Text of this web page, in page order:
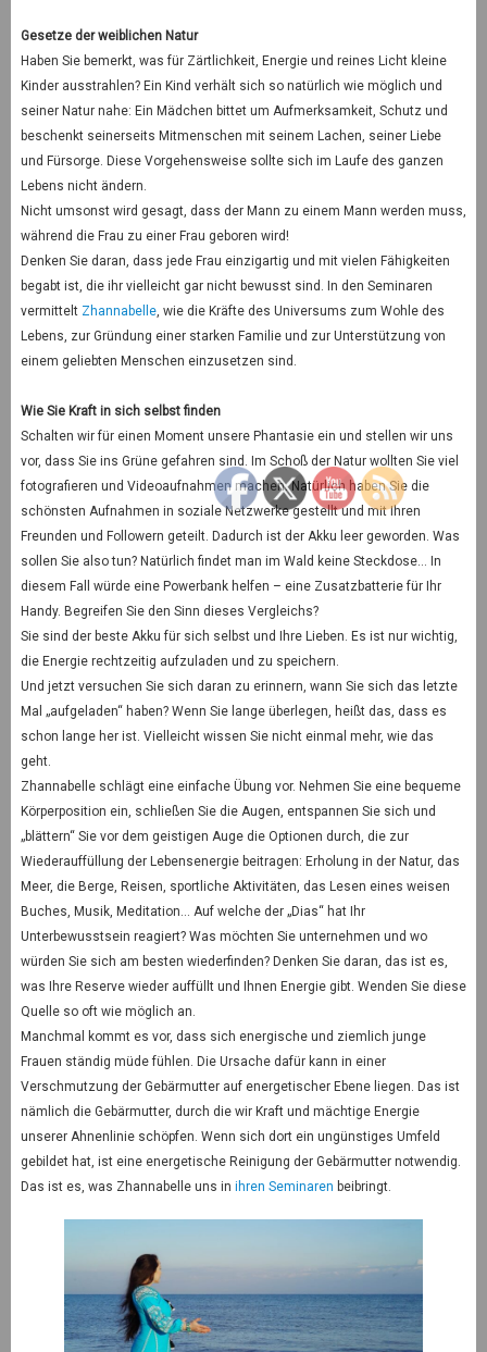
Gesetze der weiblichen Natur
Haben Sie bemerkt, was für Zärtlichkeit, Energie und reines Licht kleine
Kinder ausstrahlen? Ein Kind verhält sich so natürlich wie möglich und
seiner Natur nahe: Ein Mädchen bittet um Aufmerksamkeit, Schutz und
beschenkt seinerseits Mitmenschen mit seinem Lachen, seiner Liebe
und Fürsorge. Diese Vorgehensweise sollte sich im Laufe des ganzen
Lebens nicht ändern.
Nicht umsonst wird gesagt, dass der Mann zu einem Mann werden muss,
während die Frau zu einer Frau geboren wird!
Denken Sie daran, dass jede Frau einzigartig und mit vielen Fähigkeiten
begabt ist, die ihr vielleicht gar nicht bewusst sind. In den Seminaren
vermittelt Zhannabelle, wie die Kräfte des Universums zum Wohle des
Lebens, zur Gründung einer starken Familie und zur Unterstützung von
einem geliebten Menschen einzusetzen sind.
Wie Sie Kraft in sich selbst finden
Schalten wir für einen Moment unsere Phantasie ein und stellen wir uns
vor, dass Sie ins Grüne gefahren sind. Im Schoß der Natur wollten Sie viel
fotografieren und Videoaufnahmen machen. Natürlich haben Sie die
schönsten Aufnahmen in soziale Netzwerke gestellt und mit Ihren
Freunden und Followern geteilt. Dadurch ist der Akku leer geworden. Was
sollen Sie also tun? Natürlich findet man im Wald keine Steckdose… In
diesem Fall würde eine Powerbank helfen – eine Zusatzbatterie für Ihr
Handy. Begreifen Sie den Sinn dieses Vergleichs?
Sie sind der beste Akku für sich selbst und Ihre Lieben. Es ist nur wichtig,
die Energie rechtzeitig aufzuladen und zu speichern.
Und jetzt versuchen Sie sich daran zu erinnern, wann Sie sich das letzte
Mal „aufgeladen“ haben? Wenn Sie lange überlegen, heißt das, dass es
schon lange her ist. Vielleicht wissen Sie nicht einmal mehr, wie das
geht.
Zhannabelle schlägt eine einfache Übung vor. Nehmen Sie eine bequeme
Körperposition ein, schließen Sie die Augen, entspannen Sie sich und
„blättern“ Sie vor dem geistigen Auge die Optionen durch, die zur
Wiederauffüllung der Lebensenergie beitragen: Erholung in der Natur, das
Meer, die Berge, Reisen, sportliche Aktivitäten, das Lesen eines weisen
Buches, Musik, Meditation… Auf welche der „Dias“ hat Ihr
Unterbewusstsein reagiert? Was möchten Sie unternehmen und wo
würden Sie sich am besten wiederfinden? Denken Sie daran, das ist es,
was Ihre Reserve wieder auffüllt und Ihnen Energie gibt. Wenden Sie diese
Quelle so oft wie möglich an.
Manchmal kommt es vor, dass sich energische und ziemlich junge
Frauen ständig müde fühlen. Die Ursache dafür kann in einer
Verschmutzung der Gebärmutter auf energetischer Ebene liegen. Das ist
nämlich die Gebärmutter, durch die wir Kraft und mächtige Energie
unserer Ahnenlinie schöpfen. Wenn sich dort ein ungünstiges Umfeld
gebildet hat, ist eine energetische Reinigung der Gebärmutter notwendig.
Das ist es, was Zhannabelle uns in ihren Seminaren beibringt.